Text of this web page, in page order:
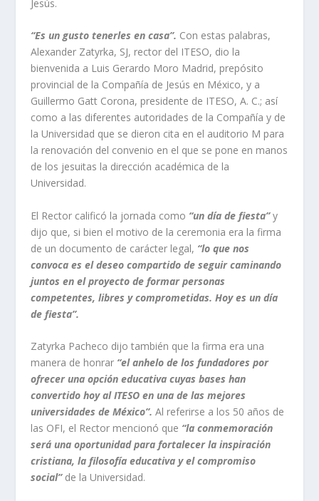
Jesús.
“Es un gusto tenerles en casa”. Con estas palabras,
Alexander Zatyrka, SJ, rector del ITESO, dio la
bienvenida a Luis Gerardo Moro Madrid, prepósito
provincial de la Compañía de Jesús en México, y a
Guillermo Gatt Corona, presidente de ITESO, A. C.; así
como a las diferentes autoridades de la Compañía y de
la Universidad que se dieron cita en el auditorio M para
la renovación del convenio en el que se pone en manos
de los jesuitas la dirección académica de la
Universidad.
El Rector calificó la jornada como “un día de fiesta”y
dijo que, si bien el motivo de la ceremonia era la firma
de un documento de carácter legal, “lo que nos
convoca es el deseo compartido de seguir caminando
juntos en el proyecto de formar personas
competentes, libres y comprometidas. Hoy es un día
de fiesta”.
Zatyrka Pacheco dijo también que la firma era una
manera de honrar “el anhelo de los fundadores por
ofrecer una opción educativa cuyas bases han
convertido hoy al ITESO en una de las mejores
universidades de México”. Al referirse a los 50 años de
las OFI, el Rector mencionó que “la conmemoración
será una oportunidad para fortalecer la inspiración
cristiana, la filosofía educativa y el compromiso
social”de la Universidad.